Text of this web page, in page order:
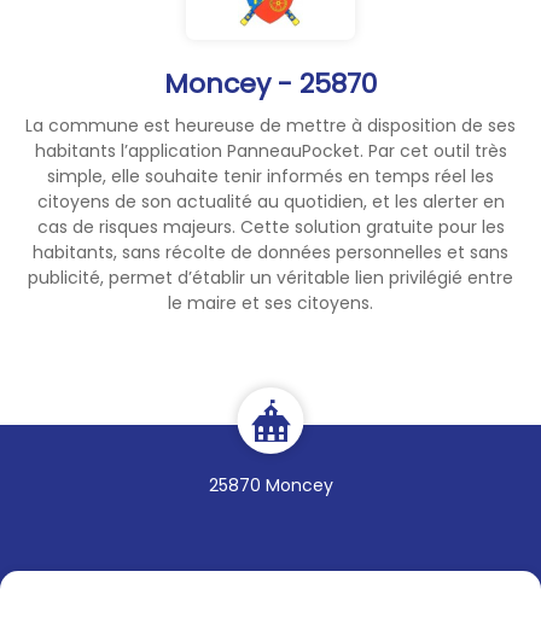
Moncey - 25870
La commune est heureuse de mettre à disposition de ses
habitants l’application PanneauPocket. Par cet outil très
simple, elle souhaite tenir informés en temps réel les
citoyens de son actualité au quotidien, et les alerter en
cas de risques majeurs. Cette solution gratuite pour les
habitants, sans récolte de données personnelles et sans
publicité, permet d’établir un véritable lien privilégié entre
le maire et ses citoyens.
25870 Moncey